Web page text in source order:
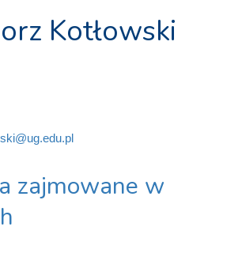
Kotłowski
zajmowane w